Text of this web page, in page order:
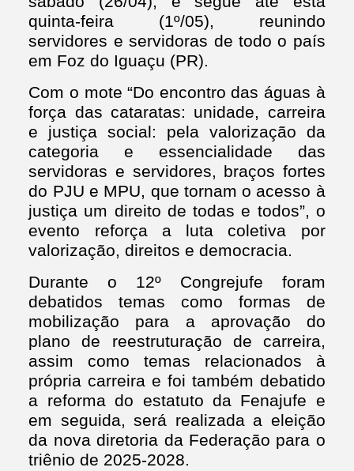
quinta-feira (1º/05), reunindo
servidores e servidoras de todo o país
em Foz do Iguaçu (PR).
Com o mote “Do encontro das águas à
força das cataratas: unidade, carreira
e justiça social: pela valorização da
categoria e essencialidade das
servidoras e servidores, braços fortes
do PJU e MPU, que tornam o acesso à
justiça um direito de todas e todos”, o
evento reforça a luta coletiva por
valorização, direitos e democracia.
Durante o 12º Congrejufe foram
debatidos temas como formas de
mobilização para a aprovação do
plano de reestruturação de carreira,
assim como temas relacionados à
própria carreira e foi também debatido
a reforma do estatuto da Fenajufe e
em seguida, será realizada a eleição
da nova diretoria da Federação para o
triênio de 2025-2028.